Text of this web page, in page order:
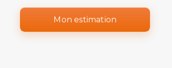
Mon estimation